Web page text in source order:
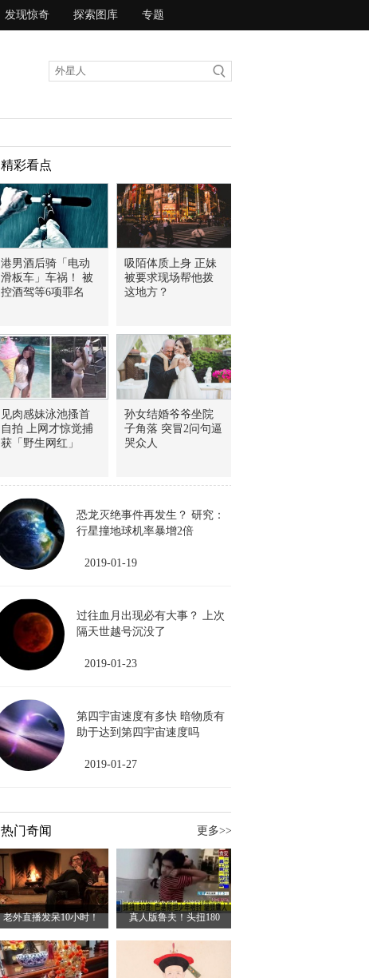
发现惊奇 探索图库 专题
精彩看点
港男酒后骑「电动
滑板车」车祸！ 被
控酒驾等6项罪名
吸陌体质上身 正妹
被要求现场帮他拨
这地方？
见肉感妹泳池搔首
自拍 上网才惊觉捕
获「野生网红」
孙女结婚爷爷坐院
子角落 突冒2问句逼
哭众人
恐龙灭绝事件再发生？ 研究：
行星撞地球机率暴增2倍
2019-01-19
过往血月出现必有大事？ 上次
隔天世越号沉没了
2019-01-23
第四宇宙速度有多快 暗物质有
助于达到第四宇宙速度吗
2019-01-27
热门奇闻 更多>>
老外直播发呆10小时！ 真人版鲁夫！头扭180